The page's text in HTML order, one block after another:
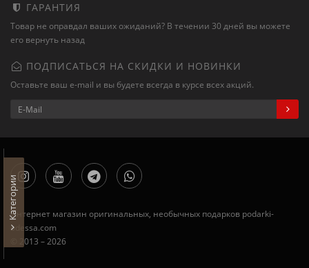
ГАРАНТИЯ
Товар не оправдал ваших ожиданий? В течении 30 дней вы можете
его вернуть назад
ПОДПИСАТЬСЯ НА СКИДКИ И НОВИНКИ
Оставьте ваш e-mail и вы будете всегда в курсе всех акций.
Интернет магазин оригинальных, необычных подарков podarki-
odessa.com
© 2013 – 2026
Категории